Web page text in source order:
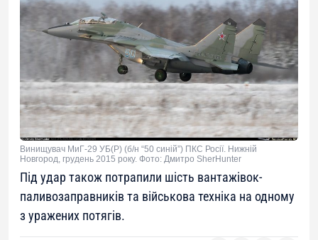
Винищувач МиГ-29 УБ(Р) (б/н “50 синій”) ПКС Росії. Нижній
Новгород, грудень 2015 року. Фото: Дмитро SherHunter
Під удар також потрапили шість вантажівок-
паливозаправників та військова техніка на одному
з уражених потягів.